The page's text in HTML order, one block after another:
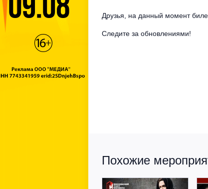
Друзья, на данный момент
Следите за обновлениями!
Похожие